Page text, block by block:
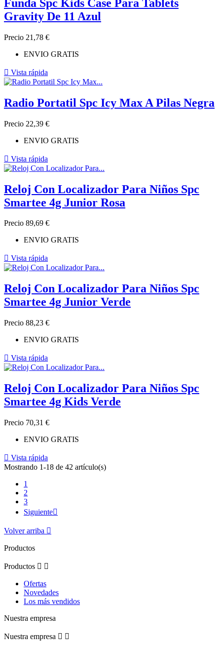
Funda Spc Kids Case Para Tablets
Gravity De 11 Azul
Precio 21,78 €
ENVIO GRATIS
 Vista rápida
Radio Portatil Spc Icy Max A Pilas Negra
Precio 22,39 €
ENVIO GRATIS
 Vista rápida
Reloj Con Localizador Para Niños Spc
Smartee 4g Junior Rosa
Precio 89,69 €
ENVIO GRATIS
 Vista rápida
Reloj Con Localizador Para Niños Spc
Smartee 4g Junior Verde
Precio 88,23 €
ENVIO GRATIS
 Vista rápida
Reloj Con Localizador Para Niños Spc
Smartee 4g Kids Verde
Precio 70,31 €
ENVIO GRATIS
 Vista rápida
Mostrando 1-18 de 42 artículo(s)
1
2
3
Siguiente
Volver arriba 
Productos
Productos  
Ofertas
Novedades
Los más vendidos
Nuestra empresa
Nuestra empresa  